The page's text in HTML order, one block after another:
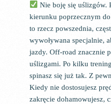
Nie boję się uślizgów.
kierunku poprzecznym
to rzecz powszednia,
wywoływana specjalnie,
jazdy. Off-road znacznie
uślizgami. Po kilku
spinasz się już tak. Z
Kiedy nie dostosujesz
zakręcie dohamowujesz,